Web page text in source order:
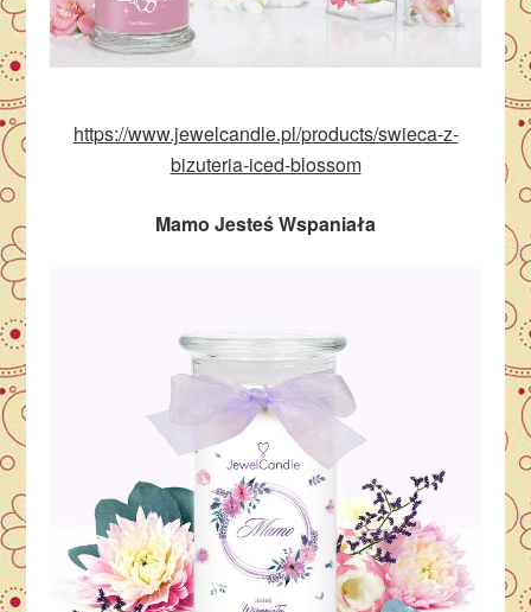
https://www.jewelcandle.pl/products/swieca-z-
bizuteria-iced-blossom
Mamo Jesteś Wspaniała